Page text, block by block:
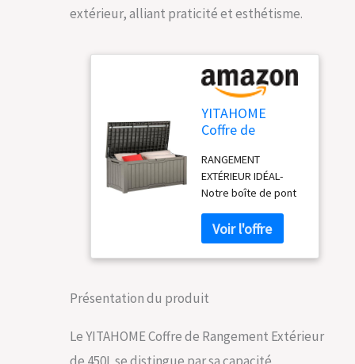
extérieur, alliant praticité et esthétisme.
YITAHOME
Coffre de
Extérieure de
450L, Grand
Rangement de
Terrasse en
résine Pour
oreiller Extérieur,
Outils de Jardin
Piscine, étanche,
Marron Clair
RANGEMENT
EXTÉRIEUR IDÉAL-
Notre boîte de pont
stockage de 450L et
des dimensions
totales de 142 x 67 x
couvercle
HYDRAULIQUES - Le
mécanisme de
Présentation du produit
Le YITAHOME Coffre de Rangement Extérieur